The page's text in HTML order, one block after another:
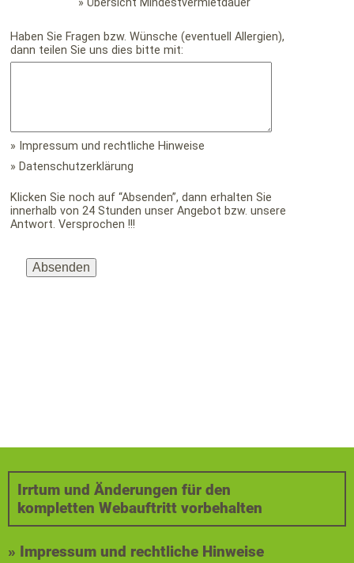
Irrtum und Änderungen für den
kompletten Webauftritt vorbehalten
» Impressum und rechtliche Hinweise